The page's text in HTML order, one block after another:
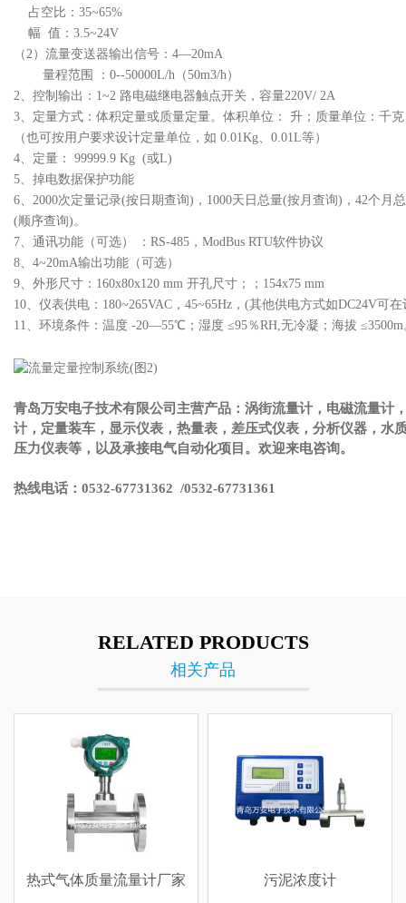
占空比：35~65%
幅 值：3.5~24V
（2）流量变送器输出信号： 4—20mA
量程范围 ：0--50000L/h（50m3/h）
2、控制输出：1~2 路电磁继电器触点开关，容量220V/ 2A
3、定量方式：体积定量或质量定量。 体积单位： 升； 质量单位：千克
（也可按用户要求设计定量单位，如 0.01Kg、0.01L等）
4、定量： 99999.9 Kg (或L)
5、掉电数据保护功能
6、2000次定量记录(按日期查询)，1000天日总量(按月查询)，42个月
(顺序查询)。
7、通讯功能（可选） ：RS-485，ModBus RTU软件协议
8、4~20mA输出功能（可选）
9、外形尺寸：160x80x120 mm 开孔尺寸；；154x75 mm
10、仪表供电：180~265VAC，45~65Hz，(其他供电方式如DC24V可
11、环境条件： 温度 -20—55℃； 湿度 ≤95％RH,无冷凝； 海拔 ≤3500m
青岛万安电子技术有限公司主营产品：涡街流量计，电磁流量计
计，定量装车，显示仪表，热量表，差压式仪表，分析仪器，水
压力仪表等，以及承接电气自动化项目。欢迎来电咨询。
热线电话：0532-67731362 /0532-67731361
RELATED PRODUCTS
相关产品
量流量计厂家 污泥浓度计